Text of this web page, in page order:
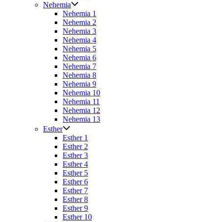
Nehemia
Nehemia 1
Nehemia 2
Nehemia 3
Nehemia 4
Nehemia 5
Nehemia 6
Nehemia 7
Nehemia 8
Nehemia 9
Nehemia 10
Nehemia 11
Nehemia 12
Nehemia 13
Esther
Esther 1
Esther 2
Esther 3
Esther 4
Esther 5
Esther 6
Esther 7
Esther 8
Esther 9
Esther 10